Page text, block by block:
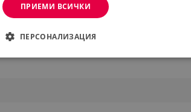
ПРИЕМИ ВСИЧКИ
ПЕРСОНАЛИЗАЦИЯ
ТАРГЕТИРАНЕ